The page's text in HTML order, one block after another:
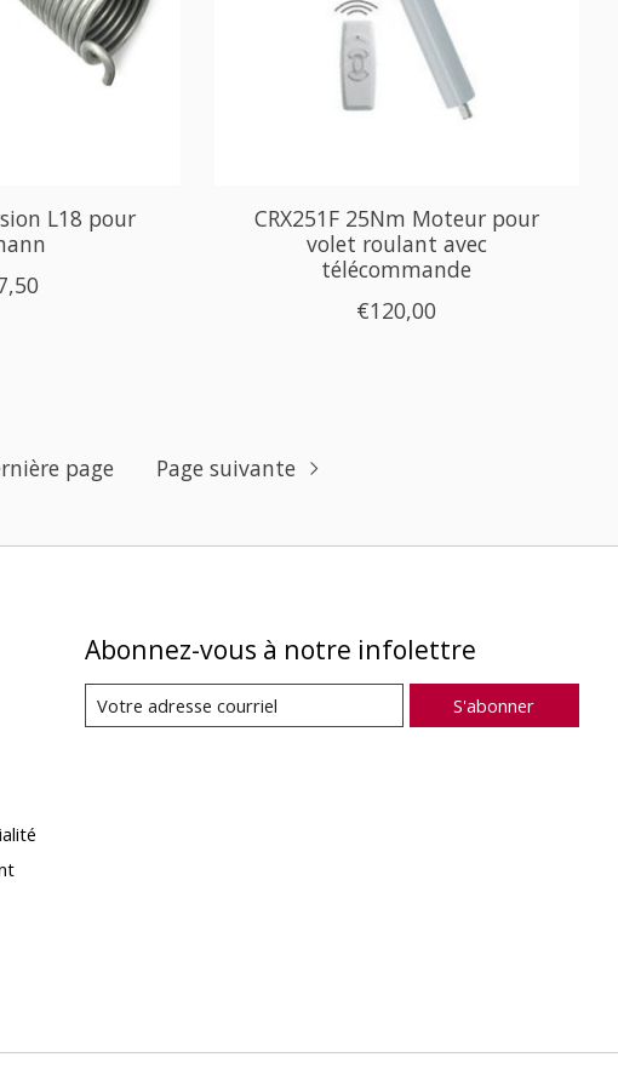
L18 pour
CRX251F 25Nm Moteur pour
volet roulant avec
télécommande
€120,00
page Page suivante
Abonnez-vous à notre infolettre
S'abonner